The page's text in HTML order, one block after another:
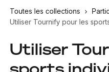
Toutes les collections
Utiliser Tournify pour les
Utiliser